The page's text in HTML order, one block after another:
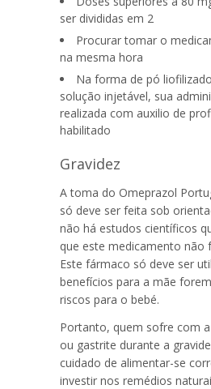
ser divididas em 2
Procurar tomar o
na mesma hora
Na forma de pó
solução injetável, sua
realizada com auxilio de
habilitado
Gravidez
A toma do Omeprazol
só deve ser feita sob
não há estudos científicos
que este medicamento não
Este fármaco só deve ser
benefícios para a mãe
riscos para o bebé.
Portanto, quem sofre com
ou gastrite durante a
cuidado de alimentar-se
investir nos remédios